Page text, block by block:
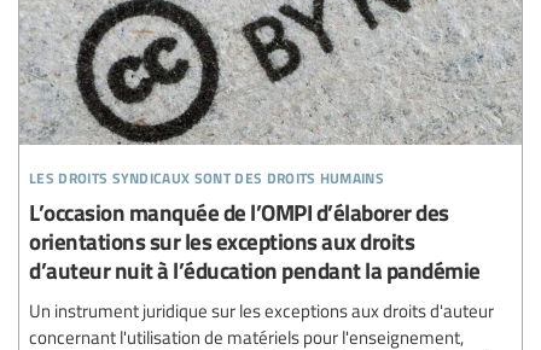
les droits syndicaux sont des droits humains
L’occasion manquée de l’OMPI d’élaborer des
orientations sur les exceptions aux droits
d’auteur nuit à l’éducation pendant la pandémie
Un instrument juridique sur les exceptions aux droits d'auteur
concernant l'utilisation de matériels pour l'enseignement,